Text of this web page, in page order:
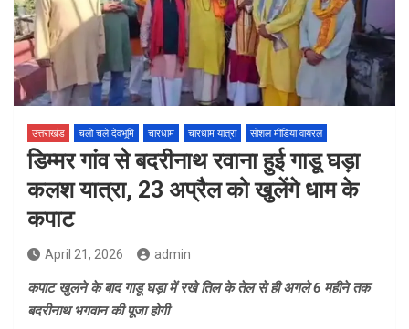
उत्तराखंड चलो चले देवभूमि चारधाम चारधाम यात्रा सोशल मीडिया वायरल
डिम्मर गांव से बदरीनाथ रवाना हुई गाडू घड़ा
कलश यात्रा, 23 अप्रैल को खुलेंगे धाम के
कपाट
April 21, 2026 admin
कपाट खुलने के बाद गाडू घड़ा में रखे तिल के तेल से ही अगले 6 महीने तक
बदरीनाथ भगवान की पूजा होगी